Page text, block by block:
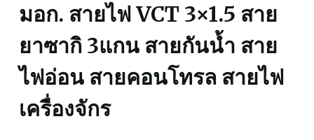
มอก. สายไฟ VCT 3×1.5 สาย
ยาซากิ 3แกน สายกันน้ำ สาย
ไฟอ่อน สายคอนโทรล สายไฟ
เครื่องจักร